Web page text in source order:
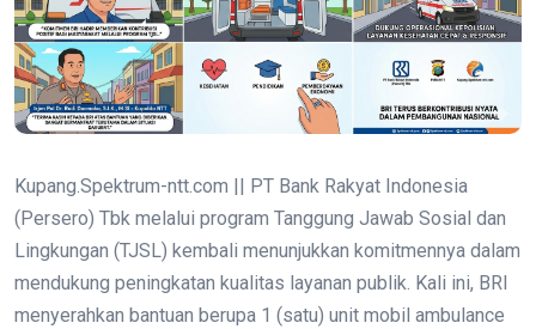
Kupang.Spektrum-ntt.com || PT Bank Rakyat Indonesia
(Persero) Tbk melalui program Tanggung Jawab Sosial dan
Lingkungan (TJSL) kembali menunjukkan komitmennya dalam
mendukung peningkatan kualitas layanan publik. Kali ini, BRI
menyerahkan bantuan berupa 1 (satu) unit mobil ambulance